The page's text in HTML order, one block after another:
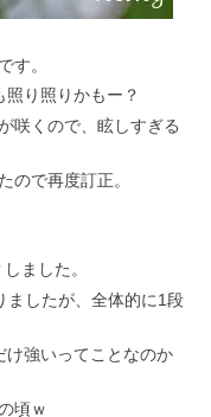
す。
り照りかもー？
咲くので、眩しすぎる
ので再度訂正。
ました。
ましたが、全体的に1段
け強いってことなのか
頃ｗ